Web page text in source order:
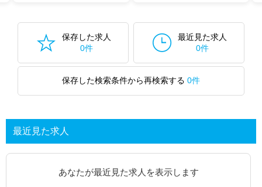
保存した求人
0件
最近見た求人
0件
保存した検索条件から再検索する 0件
最近見た求人
あなたが最近見た求人を表示します